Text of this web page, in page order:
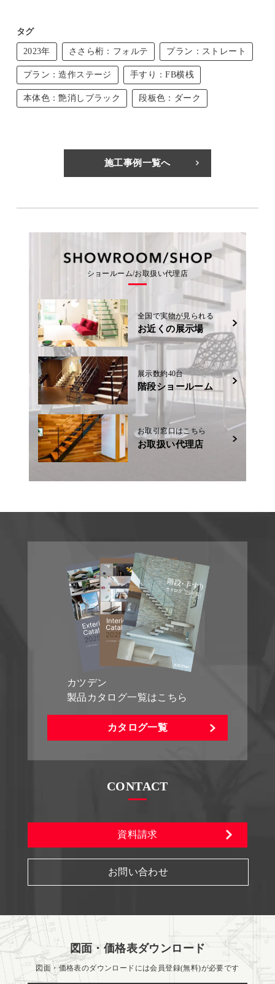
タグ
2023年 ささら桁：フォルテ プラン：ストレート
プラン：造作ステージ 手すり：FB横桟
本体色：艶消しブラック 段板色：ダーク
施工事例一覧へ
ショールーム/お取扱い代理店
全国で実物が見られる
お近くの展示場
展示数約40台
階段ショールーム
お取引窓口はこちら
お取扱い代理店
カツデン
製品カタログ一覧はこちら
カタログ一覧
CONTACT
資料請求
お問い合わせ
図面・価格表ダウンロード
図面・価格表のダウンロードには会員登録(無料)が必要です